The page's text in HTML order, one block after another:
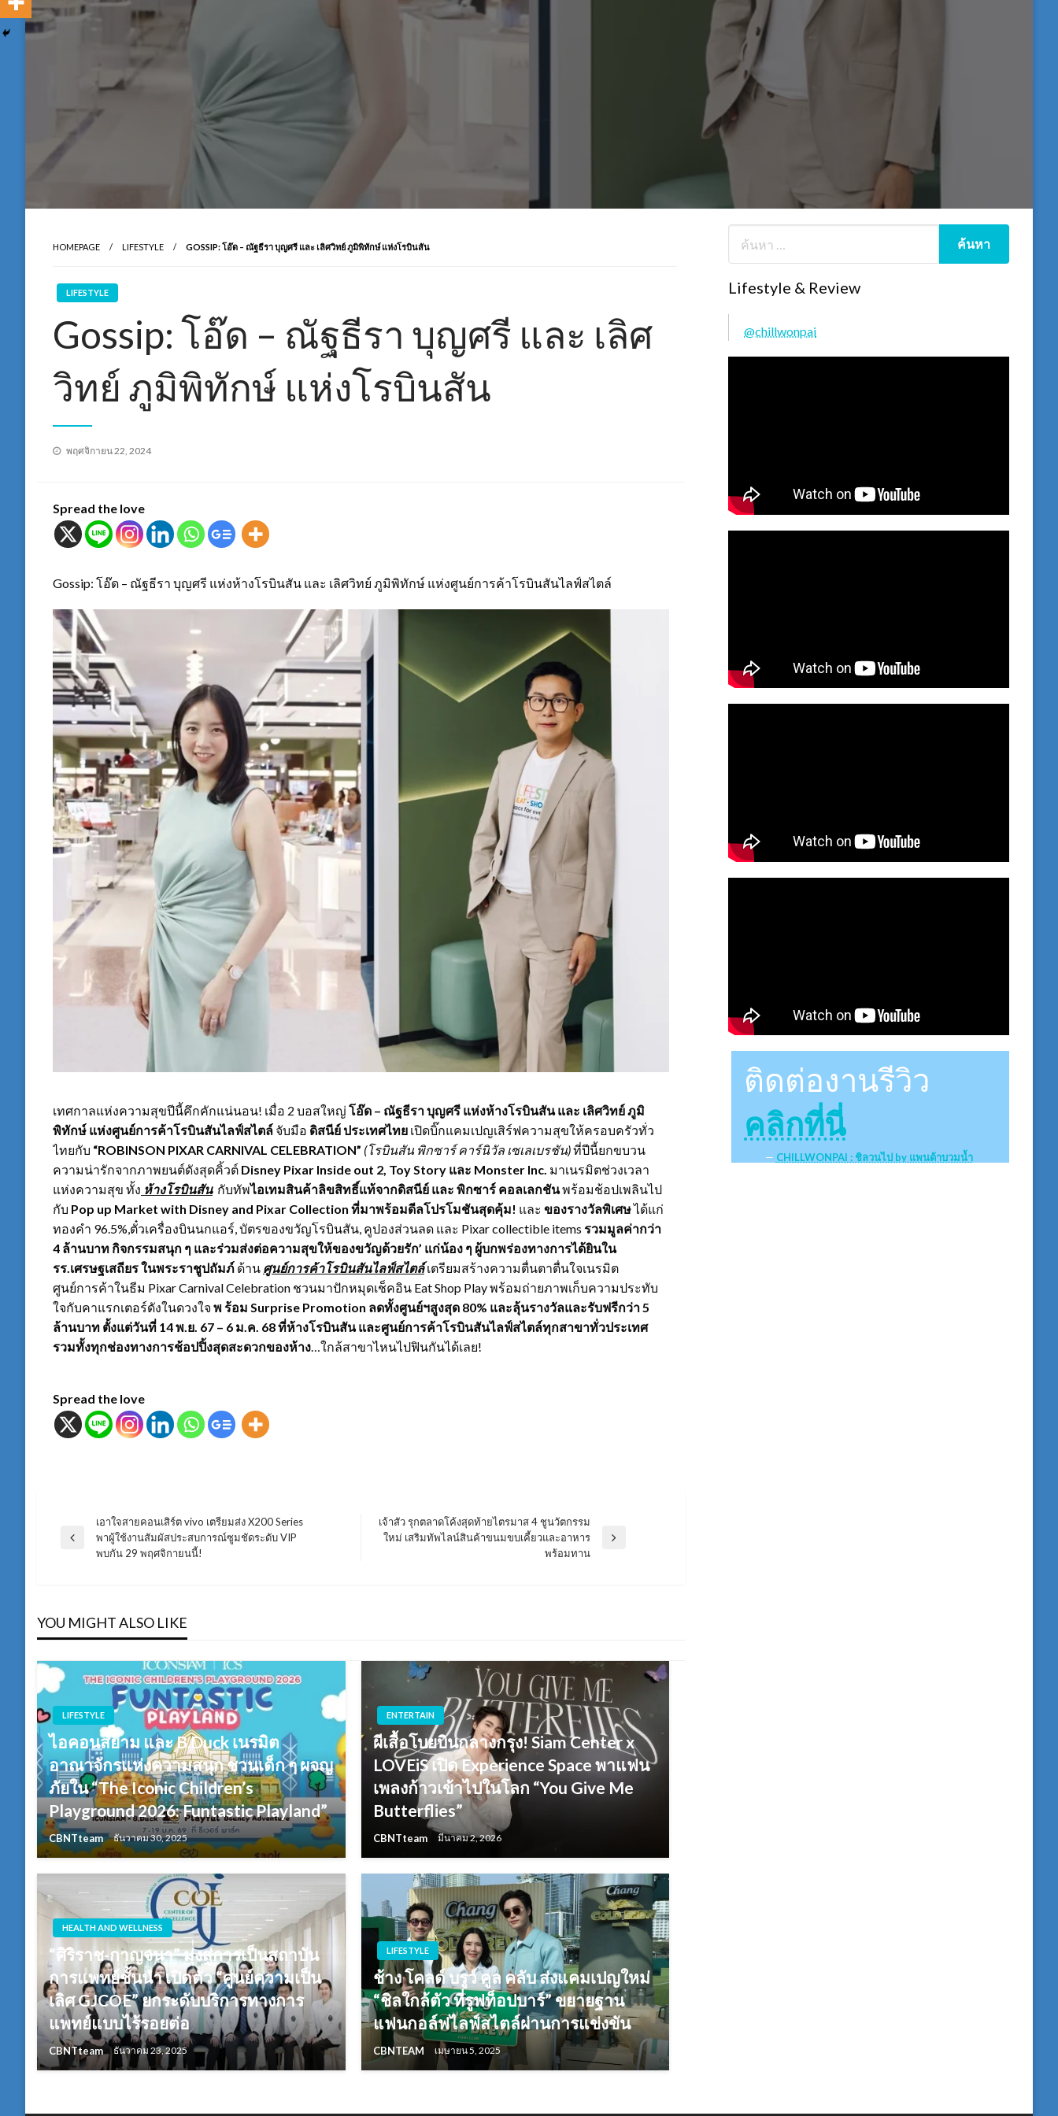
HOMEPAGE LIFESTYLE GOSSIP: โอ๊ด – ณัฐธีรา บุญศรี และ เลิศวิทย์ ภูมิพิทักษ์ แห่งโรบินสัน
LIFESTYLE
Gossip: โอ๊ด – ณัฐธีรา บุญศรี และ เลิศ
วิทย์ ภูมิพิทักษ์ แห่งโรบินสัน
Posted
พฤศจิกายน 22, 2024
Spread the love
Gossip: โอ๊ด – ณัฐธีรา บุญศรี แห่งห้างโรบินสัน และ เลิศวิทย์ ภูมิพิทักษ์ แห่งศูนย์การค้าโรบินสันไลฟ์สไตล์
เทศกาลแห่งความสุขปีนี้คึกคักแน่นอน! เมื่อ 2 บอสใหญ่ โอ๊ด – ณัฐธีรา บุญศรี แห่งห้างโรบินสัน และ เลิศวิทย์ ภูมิ
พิทักษ์ แห่งศูนย์การค้าโรบินสันไลฟ์สไตล์ จับมือ ดิสนีย์ ประเทศไทย เปิดบิ๊กแคมเปญเสิร์ฟความสุขให้ครอบครัวทั่ว
ไทยกับ “ROBINSON PIXAR CARNIVAL CELEBRATION” (โรบินสัน พิกซาร์ คาร์นิวัล เซเลเบรชัน)ที่ปีนี้ยกขบวน
ความน่ารักจากภาพยนต์ดังสุดคิ้วต์ Disney Pixar Inside out 2, Toy Story และ Monster Inc. มาเนรมิตช่วงเวลา
แห่งความสุข ทั้ง ห้างโรบินสันกับทัพไอเทมสินค้าลิขสิทธิ์แท้จากดิสนีย์ และ พิกซาร์ คอลเลกชันพร้อมช้อปเพลินไป
กับ Pop up Market with Disney and Pixar Collection ที่มาพร้อมดีลโปรโมชันสุดคุ้ม! และ ของรางวัลพิเศษได้แก่
ทองคำ 96.5%,ตั๋วเครื่องบินนกแอร์, บัตรของขวัญโรบินสัน, คูปองส่วนลด และ Pixar collectible items​ รวมมูลค่ากว่า
4 ล้านบาท กิจกรรมสนุก ๆ และร่วมส่งต่อความสุขให้ของขวัญด้วยรัก’ แก่น้อง ๆ ผู้บกพร่องทางการได้ยินใน
รร.เศรษฐเสถียร ในพระราชูปถัมภ์ ด้าน ศูนย์การค้าโรบินสันไลฟ์สไตล์เตรียมสร้างความตื่นตาตื่นใจเนรมิต
ศูนย์การค้าในธีม Pixar Carnival Celebration ชวนมาปักหมุดเช็คอิน Eat Shop Play พร้อมถ่ายภาพเก็บความประทับ
ใจกับคาแรกเตอร์ดังในดวงใจ พ ร้อม Surprise Promotion ลดทั้งศูนย์ฯสูงสุด 80% และลุ้นรางวัลและรับฟรีกว่า 5
ล้านบาท ตั้งแต่วันที่ 14 พ.ย. 67 – 6 ม.ค. 68 ที่ห้างโรบินสัน และศูนย์การค้าโรบินสันไลฟ์สไตล์ทุกสาขาทั่วประเทศ
รวมทั้งทุกช่องทางการช้อปปิ้งสุดสะดวกของห้าง …ใกล้สาขาไหนไปฟินกันได้เลย!
Spread the love
แนะแนว
Previous
เอาใจสายคอนเสิร์ต vivo เตรียมส่ง X200 Series
พาผู้ใช้งานสัมผัสประสบการณ์ซูมชัดระดับ VIP
พบกัน 29 พฤศจิกายนนี้!
Next
เจ้าสัว รุกตลาดโค้งสุดท้ายไตรมาส 4 ชูนวัตกรรม
ใหม่ เสริมทัพไลน์สินค้าขนมขบเคี้ยวและอาหาร
พร้อมทาน
YOU MIGHT ALSO LIKE
LIFESTYLE
ไอคอนสยาม และ B.Duck เนรมิต
อาณาจักรแห่งความสนุก ชวนเด็ก ๆ ผจญ
ภัยใน “The Iconic Children’s
Playground 2026: Funtastic Playland”
CBNTteam ธันวาคม 30, 2025
ENTERTAIN
ผีเสื้อโบยบินกลางกรุง! Siam Center x
LOVEiS เปิด Experience Space พาแฟน
เพลงก้าวเข้าไปในโลก “You Give Me
Butterflies”
CBNTteam มีนาคม 2, 2026
HEALTH AND WELLNESS
“ศิริราช-กาญจนา” มุ่งสู่การเป็นสถาบัน
การแพทย์ชั้นนำ เปิดตัว “ศูนย์ความเป็น
เลิศ GJCOE” ยกระดับบริการทางการ
แพทย์แบบไร้รอยต่อ
CBNTteam ธันวาคม 23, 2025
LIFESTYLE
ช้าง โคลด์ บรูว์ คูล คลับ ส่งแคมเปญใหม่
“ชิลใกล้ตัว ที่รูฟท็อปบาร์” ขยายฐาน
แฟนกอล์ฟไลฟ์สไตล์ผ่านการแข่งขัน
CBNTEAM เมษายน 5, 2025
Lifestyle & Review
@chillwonpai
ติดต่องานรีวิว
คลิกที่นี่
CHILLWONPAI : ชิลวนไป by แพนด้าบวมน้ำ